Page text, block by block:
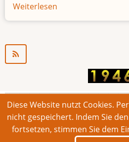
Weiterlesen
© 2026 Bonner Aufruf. Alle
Footer
Impressum Kontakt Intern
Diese Website nutzt Cookies.
nicht gespeichert. Indem Sie
fortsetzen, stimmen Sie dem